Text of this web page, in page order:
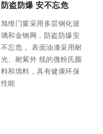
防盗防爆 安不忘危
旭维门窗采用多层钢化玻
璃和金钢网，防盗防爆安
不忘危， 表面油漆采用耐
光、耐紫外 线的微粉氏颜
料和填料，具有健康环保
性能